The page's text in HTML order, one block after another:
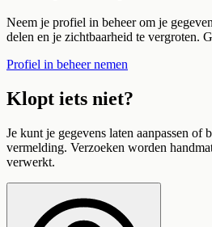
Neem je profiel in beheer om je
delen en je zichtbaarheid te vergroten.
Profiel in beheer nemen
Klopt iets niet?
Je kunt je gegevens laten aanpassen of
vermelding. Verzoeken worden
verwerkt.